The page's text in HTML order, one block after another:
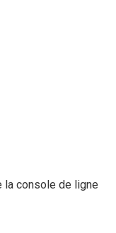
la console de ligne